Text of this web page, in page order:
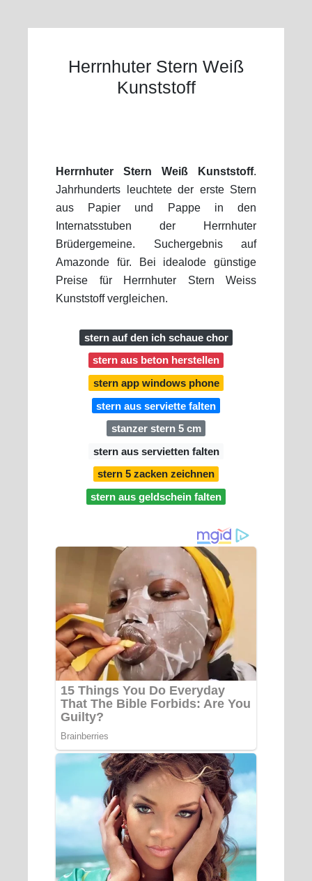
Herrnhuter Stern Weiß
Kunststoff
Herrnhuter Stern Weiß Kunststoff.
Jahrhunderts leuchtete der erste Stern
aus Papier und Pappe in den
Internatsstuben der Herrnhuter
Brüdergemeine. Suchergebnis auf
Amazonde für. Bei idealode günstige
Preise für Herrnhuter Stern Weiss
Kunststoff vergleichen.
stern auf den ich schaue chor
stern aus beton herstellen
stern app windows phone
stern aus serviette falten
stanzer stern 5 cm
stern aus servietten falten
stern 5 zacken zeichnen
stern aus geldschein falten